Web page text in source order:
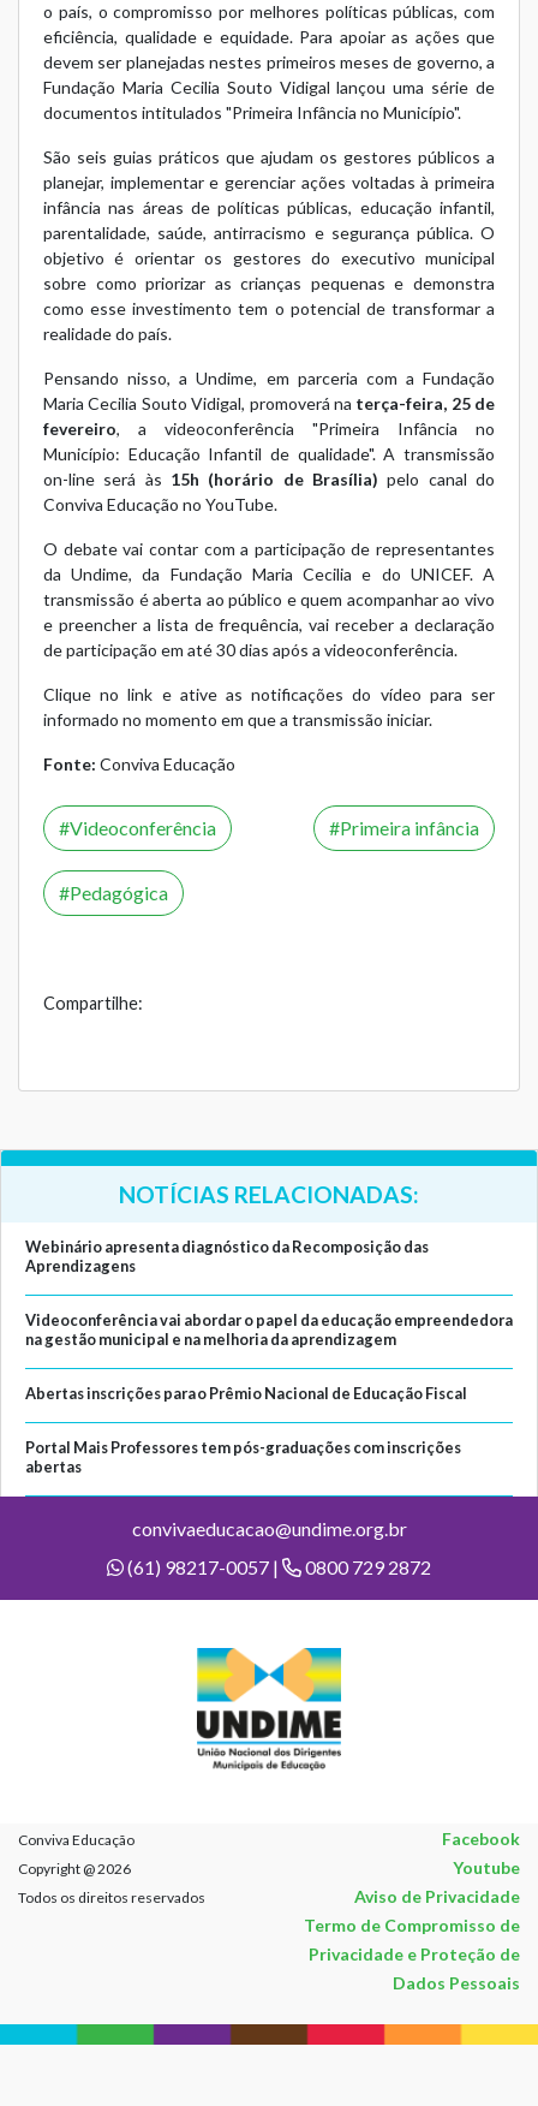
o país, o compromisso por melhores políticas públicas, com
eficiência, qualidade e equidade. Para apoiar as ações que
devem ser planejadas nestes primeiros meses de governo, a
Fundação Maria Cecilia Souto Vidigal lançou uma série de
documentos intitulados "Primeira Infância no Município".
São seis guias práticos que ajudam os gestores públicos a
planejar, implementar e gerenciar ações voltadas à primeira
infância nas áreas de políticas públicas, educação infantil,
parentalidade, saúde, antirracismo e segurança pública. O
objetivo é orientar os gestores do executivo municipal
sobre como priorizar as crianças pequenas e demonstra
como esse investimento tem o potencial de transformar a
realidade do país.
Pensando nisso, a Undime, em parceria com a Fundação
Maria Cecilia Souto Vidigal, promoverá na terça-feira, 25 de
fevereiro, a videoconferência "Primeira Infância no
Município: Educação Infantil de qualidade". A transmissão
on-line será às 15h (horário de Brasília) pelo canal do
Conviva Educação no YouTube.
O debate vai contar com a participação de representantes
da Undime, da Fundação Maria Cecilia e do UNICEF. A
transmissão é aberta ao público e quem acompanhar ao vivo
e preencher a lista de frequência, vai receber a declaração
de participação em até 30 dias após a videoconferência.
Clique no link e ative as notificações do vídeo para ser
informado no momento em que a transmissão iniciar.
Fonte: Conviva Educação
Videoconferência Primeira infância
Pedagógica
Compartilhe:
NOTÍCIAS RELACIONADAS:
Webinário apresenta diagnóstico da Recomposição das
Aprendizagens
Videoconferência vai abordar o papel da educação empreendedora
na gestão municipal e na melhoria da aprendizagem
Abertas inscrições para o Prêmio Nacional de Educação Fiscal
Portal Mais Professores tem pós-graduações com inscrições
abertas
convivaeducacao@undime.org.br
(61) 98217-0057 |
0800 729 2872
Conviva Educação Facebook
Copyright @ 2026 Youtube
Todos os direitos reservados
Aviso de Privacidade
Termo de Compromisso de
Privacidade e Proteção de
Dados Pessoais